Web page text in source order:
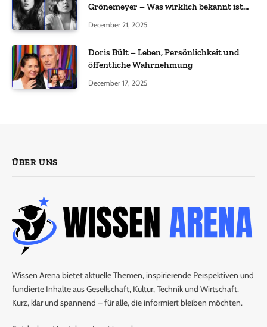
Grönemeyer – Was wirklich bekannt ist
December 21, 2025
Doris Bült – Leben, Persönlichkeit und
öffentliche Wahrnehmung
December 17, 2025
ÜBER UNS
Wissen Arena bietet aktuelle Themen, inspirierende Perspektiven und
fundierte Inhalte aus Gesellschaft, Kultur, Technik und Wirtschaft.
Kurz, klar und spannend – für alle, die informiert bleiben möchten.